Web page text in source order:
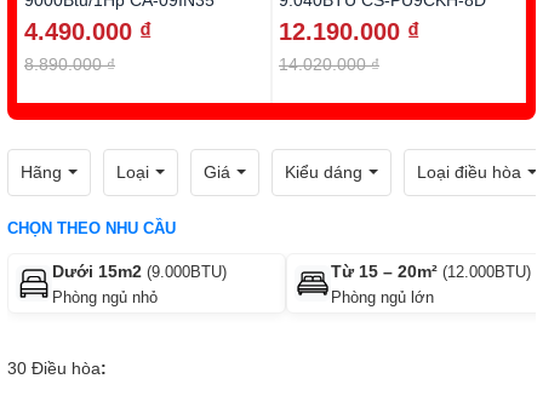
4.490.000 ₫
8.890.000 ₫
12.190.000 ₫
14.020.000 ₫
Hãng Loại Giá Kiểu dáng Loại điều hòa
CHỌN THEO NHU CẦU
Dưới 15m2 (9.000BTU)
Phòng ngủ nhỏ
Từ 15 – 20m² (12.000BTU)
Phòng ngủ lớn
30 Điều hòa: